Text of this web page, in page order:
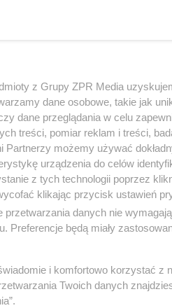
umiałam nigdy
na falę hejtu i
tak bolało, że nie
które
chciałam
z Grupy ZPR Media
dane osobowe, takie jak
dane przeglądania w celu
treści, pomiar reklam i treści,
Partnerzy możemy używać
urządzenia do celów
z tych technologii poprzez
klikając przycisk ustawień
przetwarzania danych nie
Preferencje będą miały
i komfortowo korzystać z
Twoich danych